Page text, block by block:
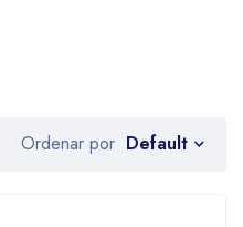
Ordenar por Default